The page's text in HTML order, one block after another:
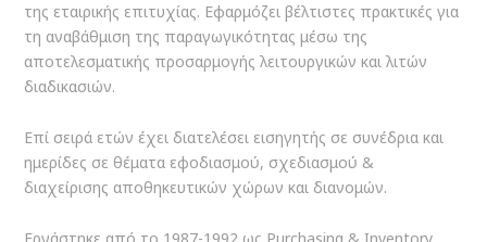
της εταιρικής επιτυχίας. Εφαρμόζει βέλτιστες πρακτικές για
τη αναβάθμιση της παραγωγικότητας μέσω της
αποτελεσματικής προσαρμογής λειτουργικών και λιτών
διαδικασιών.
Επί σειρά ετών έχει διατελέσει εισηγητής σε συνέδρια και
ημερίδες σε θέματα εφοδιασμού, σχεδιασμού &
διαχείρισης αποθηκευτικών χώρων και διανομών.